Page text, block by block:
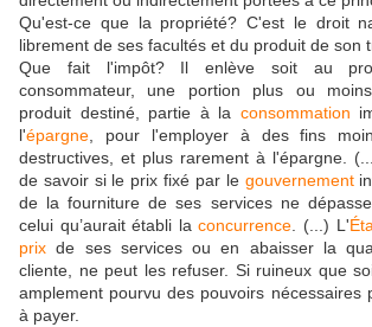
Qu'est-ce que la propriété? C'est le droit
librement de ses facultés et du produit de son
Que fait l'impôt? Il enlève soit au
consommateur, une portion plus ou
produit destiné, partie à la consommation
l'épargne , pour l'employer à des fins
destructives, et plus rarement à l'épargne.
de savoir si le prix fixé par le gouvernement
de la fourniture de ses services ne
celui qu’aurait établi laconcurrence . (...) L'
prix de ses services ou en abaisser la
cliente, ne peut les refuser. Si ruineux que
amplement pourvu des pouvoirs nécessaires
à payer.